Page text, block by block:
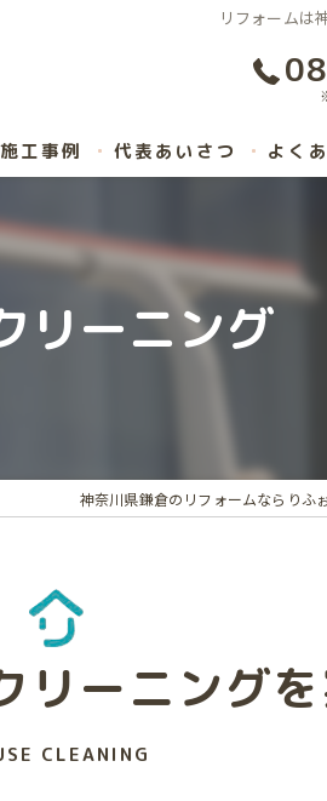
リフォームは
施工事例 代表あいさつ よく
リーニング
神奈川県鎌倉のリフォームならり
リーニング
CLEANING